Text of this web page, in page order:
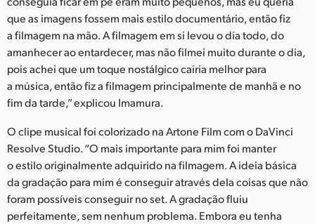
que as imagens fossem mais estilo documentário, então fiz
a filmagem na mão. A filmagem em si levou o dia todo, do
amanhecer ao entardecer, mas não filmei muito durante o dia,
pois achei que um toque nostálgico cairia melhor para
a música, então fiz a filmagem principalmente de manhã e no
fim da tarde,” explicou Imamura.
O clipe musical foi colorizado na Artone Film com o DaVinci
Resolve Studio. “O mais importante para mim foi manter
o estilo originalmente adquirido na filmagem. A ideia básica
da gradação para mim é conseguir através dela coisas que não
foram possíveis conseguir no set. A gradação fluiu
perfeitamente, sem nenhum problema. Embora eu tenha